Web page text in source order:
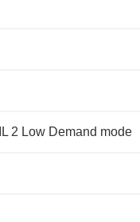
2 Low Demand mode